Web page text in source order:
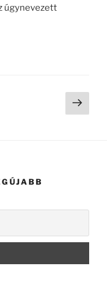
úgynevezett
oldal